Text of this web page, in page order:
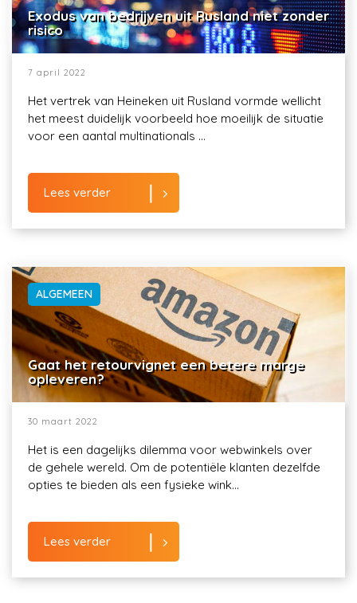
Exodus van bedrijven uit Rusland niet zonder
risico
7 april 2022
Het vertrek van Heineken uit Rusland vormde wellicht
het meest duidelijk voorbeeld hoe moeilijk de situatie
voor een aantal multinationals ...
Lees verder
ALGEMEEN
Gaat het retourvignet een betere marge
opleveren?
30 maart 2022
Het is een dagelijks dilemma voor webwinkels over
de gehele wereld. Om de potentiële klanten dezelfde
opties te bieden als een fysieke wink...
Lees verder